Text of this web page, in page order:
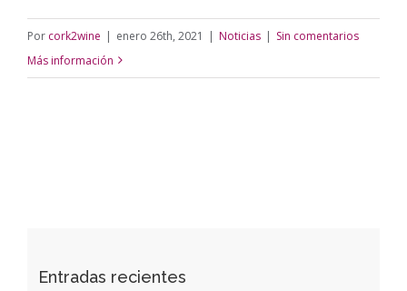
Por cork2wine | enero 26th, 2021 | Noticias | Sin comentarios
Más información
Entradas recientes